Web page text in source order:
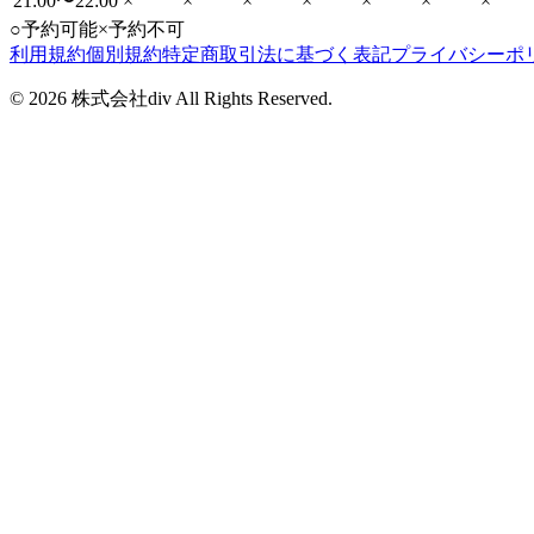
○予約可能×予約不可
利用規約個別規約特定商取引法に基づく表記プライバシーポ
© 2026 株式会社div All Rights Reserved.